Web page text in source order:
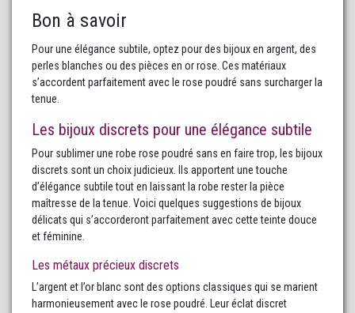
Bon à savoir
Pour une élégance subtile, optez pour des bijoux en argent, des
perles blanches ou des pièces en or rose. Ces matériaux
s’accordent parfaitement avec le rose poudré sans surcharger la
tenue.
Les bijoux discrets pour une élégance subtile
Pour sublimer une robe rose poudré sans en faire trop, les bijoux
discrets sont un choix judicieux. Ils apportent une touche
d’élégance subtile tout en laissant la robe rester la pièce
maîtresse de la tenue. Voici quelques suggestions de bijoux
délicats qui s’accorderont parfaitement avec cette teinte douce
et féminine.
Les métaux précieux discrets
L’argent et l’or blanc sont des options classiques qui se marient
harmonieusement avec le rose poudré. Leur éclat discret